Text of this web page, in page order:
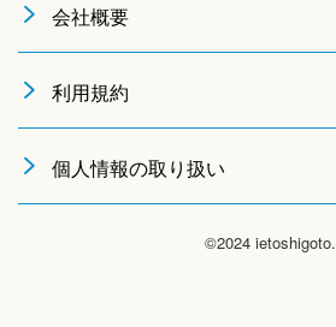
会社概要
利用規約
個人情報の取り扱い
©2024 ietoshigoto.